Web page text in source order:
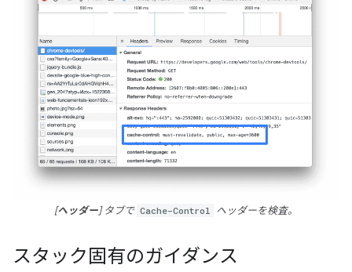
[ヘッダー] タブで Cache-Control ヘッダーを検査。
スタック固有のガイダンス